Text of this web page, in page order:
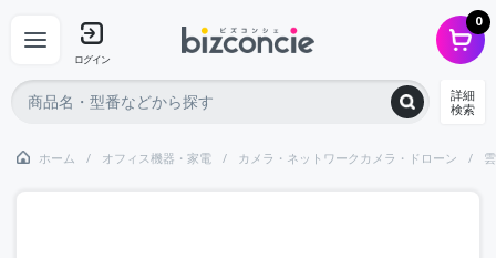
ログイン
0
詳細
検索
ホーム オフィス機器・家電 カメラ・ネットワークカメラ・ドローン